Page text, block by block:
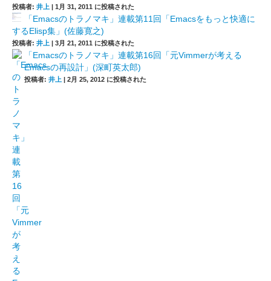
投稿者: 井上 | 1月 31, 2011 に投稿された
「Emacsのトラノマキ」連載第11回「Emacsをもっと快適に
するElisp集」(佐藤寛之)
投稿者: 井上 | 3月 21, 2011 に投稿された
「Emacsのトラノマキ」連載第16回「元Vimmerが考える
Emacsの再設計」(深町英太郎)
投稿者: 井上 | 2月 25, 2012 に投稿された